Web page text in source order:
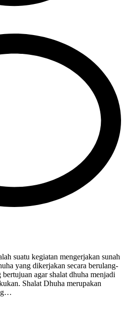
suatu kegiatan mengerjakan sunah
yang dikerjakan secara berulang-
agar shalat dhuha menjadi
Shalat Dhuha merupakan